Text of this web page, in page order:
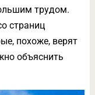
трудом.
страниц
похоже, верят
объяснить